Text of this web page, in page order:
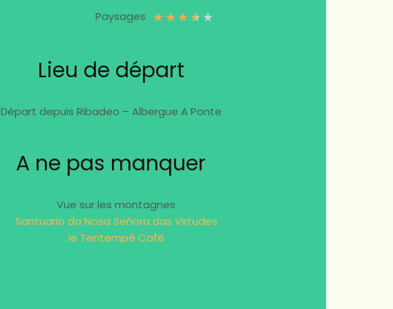
Paysages ★★★★★
Lieu de départ
Départ depuis Ribadeo – Albergue A Ponte
A ne pas manquer
Vue sur les montagnes
Santuario da Nosa Señora das Virtudes
le Tentempé Café